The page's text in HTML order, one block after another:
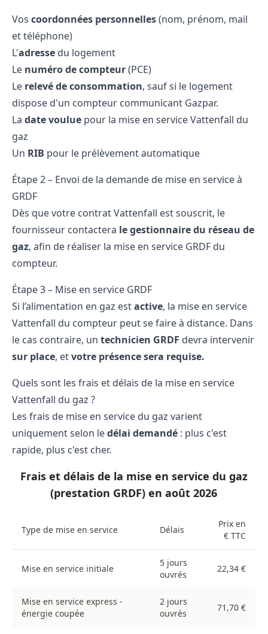
Vos coordonnées personnelles(nom, prénom, mail
et téléphone)
L'adresse du logement
Le numéro de compteur(PCE)
Le relevé de consommation, sauf si le logement
dispose d'un compteur communicant Gazpar.
La date voulue pour la mise en service Vattenfall du
gaz
Un RIB pour le prélèvement automatique
Étape 2 – Envoi de la demande de mise en service à
GRDF
Dès que votre contrat Vattenfall est souscrit, le
fournisseur contactera le gestionnaire du réseau de
gaz, afin de réaliser la mise en service GRDF du
compteur.
Étape 3 – Mise en service GRDF
Si l’alimentation en gaz estactive, la mise en service
Vattenfall du compteur peut se faire à distance. Dans
le cas contraire, un technicien GRDF devra intervenir
sur place, etvotre présence sera requise.
Quels sont les frais et délais de la mise en service
Vattenfall du gaz ?
Les frais de mise en service du gaz varient
uniquement selon ledélai demandé : plus c'est
rapide, plus c'est cher.
Frais et délais de la mise en service du gaz
(prestation GRDF) en août 2026
Type de mise en service Délais
Prix en
€ TTC
Mise en service initiale
5 jours
ouvrés
22,34 €
Mise en service express -
énergie coupée
2 jours
ouvrés
71,70 €